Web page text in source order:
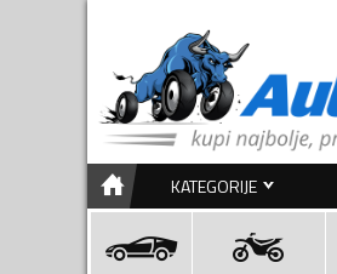
KATEGORIJE